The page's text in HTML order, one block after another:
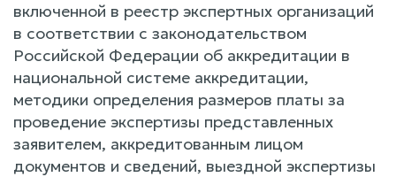
включенной в реестр экспертных организаций
в соответствии с законодательством
Российской Федерации об аккредитации в
национальной системе аккредитации,
методики определения размеров платы за
проведение экспертизы представленных
заявителем, аккредитованным лицом
документов и сведений, выездной экспертизы